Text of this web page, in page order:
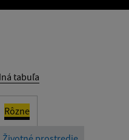
tabuľa
Rôzne